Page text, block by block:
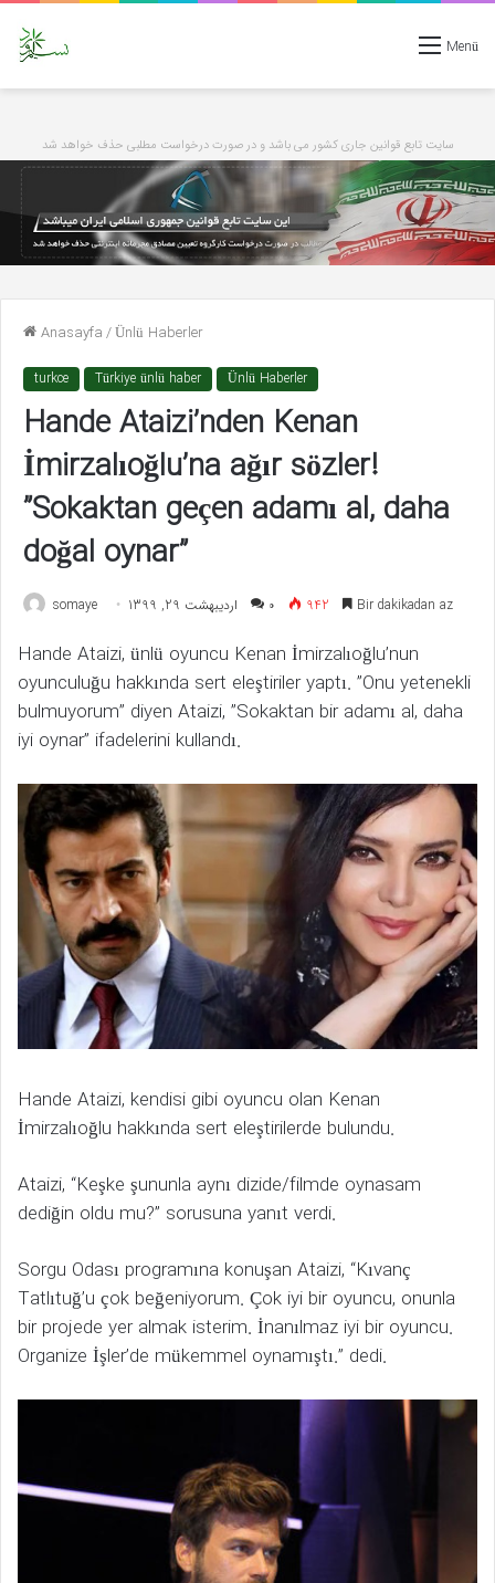
Menü
سایت تابع قوانین جاری کشور می باشد و در صورت درخواست مطلبی حذف خواهد شد
Anasayfa/Ünlü Haberler
turkce Türkiye ünlü haber Ünlü Haberler
Hande Ataizi’nden Kenan
İmirzalıoğlu’na ağır sözler!
”Sokaktan geçen adamı al, daha
doğal oynar”
somaye اردیبهشت 29, 1399 ۰ 942 Bir dakikadan az
Hande Ataizi, ünlü oyuncu Kenan İmirzalıoğlu’nun
oyunculuğu hakkında sert eleştiriler yaptı. ”Onu yetenekli
bulmuyorum” diyen Ataizi, ”Sokaktan bir adamı al, daha
iyi oynar” ifadelerini kullandı.
Hande Ataizi, kendisi gibi oyuncu olan Kenan
İmirzalıoğlu hakkında sert eleştirilerde bulundu.
Ataizi, “Keşke şununla aynı dizide/filmde oynasam
dediğin oldu mu?” sorusuna yanıt verdi.
Sorgu Odası programına konuşan Ataizi, “Kıvanç
Tatlıtuğ’u çok beğeniyorum. Çok iyi bir oyuncu, onunla
bir projede yer almak isterim. İnanılmaz iyi bir oyuncu.
Organize İşler’de mükemmel oynamıştı.” dedi.